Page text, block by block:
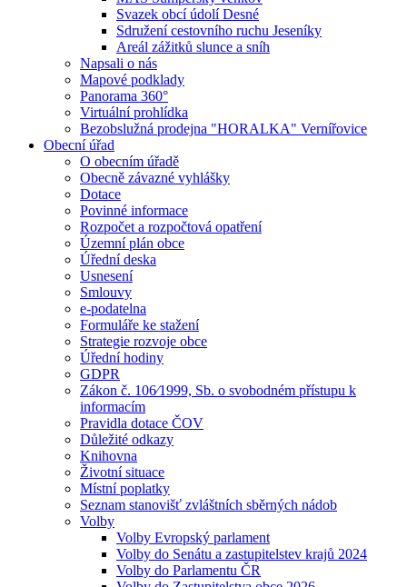
Svazek obcí údolí Desné
Sdružení cestovního ruchu Jeseníky
Areál zážitků slunce a sníh
Napsali o nás
Mapové podklady
Panorama 360°
Virtuální prohlídka
Bezobslužná prodejna "HORALKA" Vernířovice
Obecní úřad
O obecním úřadě
Obecně závazné vyhlášky
Dotace
Povinné informace
Rozpočet a rozpočtová opatření
Územní plán obce
Úřední deska
Usnesení
Smlouvy
e-podatelna
Formuláře ke stažení
Strategie rozvoje obce
Úřední hodiny
GDPR
Zákon č. 106⁄1999, Sb. o svobodném přístupu k
informacím
Pravidla dotace ČOV
Důležité odkazy
Knihovna
Životní situace
Místní poplatky
Seznam stanovišť zvláštních sběrných nádob
Volby
Volby Evropský parlament
Volby do Senátu a zastupitelstev krajů 2024
Volby do Parlamentu ČR